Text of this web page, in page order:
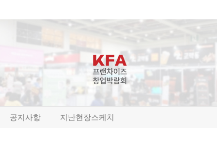
공지사항 지난현장스케치